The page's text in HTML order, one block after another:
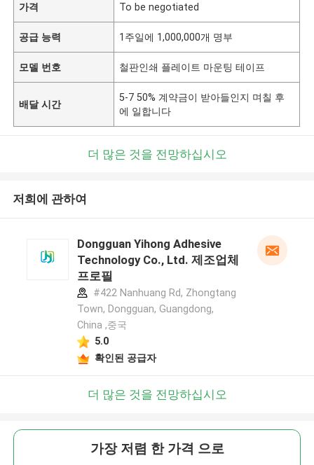
가격 To be negotiated
공급 능력 1주일에 1,000,000개 명부
모델 번호 철판인쇄 플레이트 마운팅 테이프
배달 시간
5-7 50% 계약금이 받아들인지 며칠 후
에 일합니다
더 많은 것을 전망하십시오
저희에 관하여
Dongguan Yihong Adhesive
Technology Co., Ltd. 제조업체
프로필
#422 Nanhuang Rd, Zhongtang
Town, Dongguan, Guangdong,
China ,중국
5.0
확인된 공급자
더 많은 것을 전망하십시오
가장 저렴 한 가격 으로